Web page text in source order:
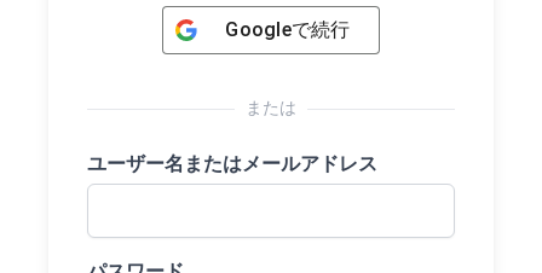
Googleで続行
または
ユーザー名またはメールアドレス